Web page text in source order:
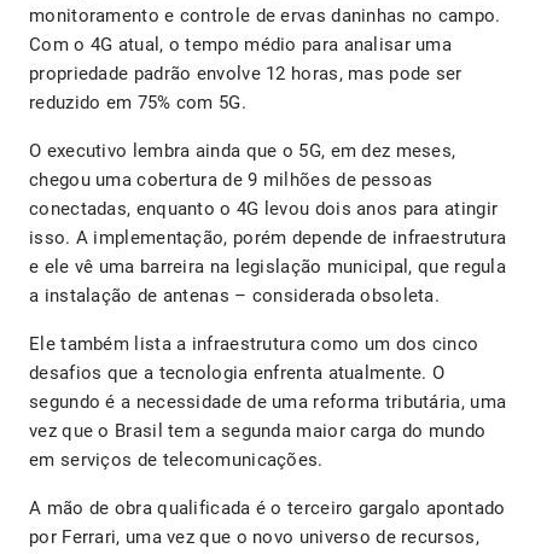
monitoramento e controle de ervas daninhas no campo.
Com o 4G atual, o tempo médio para analisar uma
propriedade padrão envolve 12 horas, mas pode ser
reduzido em 75% com 5G.
O executivo lembra ainda que o 5G, em dez meses,
chegou uma cobertura de 9 milhões de pessoas
conectadas, enquanto o 4G levou dois anos para atingir
isso. A implementação, porém depende de infraestrutura
e ele vê uma barreira na legislação municipal, que regula
a instalação de antenas – considerada obsoleta.
Ele também lista a infraestrutura como um dos cinco
desafios que a tecnologia enfrenta atualmente. O
segundo é a necessidade de uma reforma tributária, uma
vez que o Brasil tem a segunda maior carga do mundo
em serviços de telecomunicações.
A mão de obra qualificada é o terceiro gargalo apontado
por Ferrari, uma vez que o novo universo de recursos,